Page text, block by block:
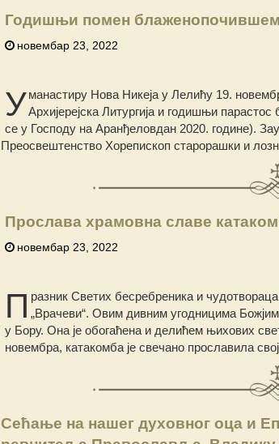
Годишњи помен блаженопочившем
новембар 23, 2022
У манастиру Нова Никеја у Лелићу 19.
Архијерејска Литургија и годишњи
се у Господу на Аранђеловдан 2020. године).
Преосвештенство Хорепископ старорашки и
Прослава храмовна славе
новембар 23, 2022
П разник Светих бесребреника и
„Врачеви“. Овим дивним угодницима
у Бору. Она је обогаћена и делићем њихових
новембра, катакомба је свечано прославила
Сећање на нашег духовног оца и